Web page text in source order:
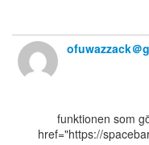
ofuwazzack＠
href="https://